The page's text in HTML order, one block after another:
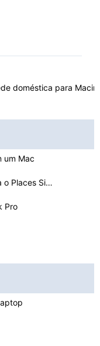
doméstica para
um Mac
Como adicionar uma pasta Dropbox para o Places Sidebar …
Pro